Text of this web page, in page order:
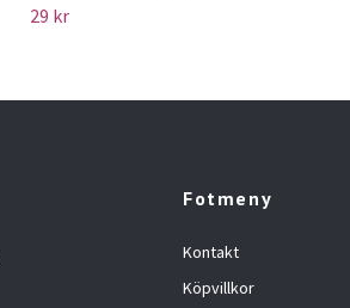
29 kr
Fotmeny
Kontakt
Köpvillkor